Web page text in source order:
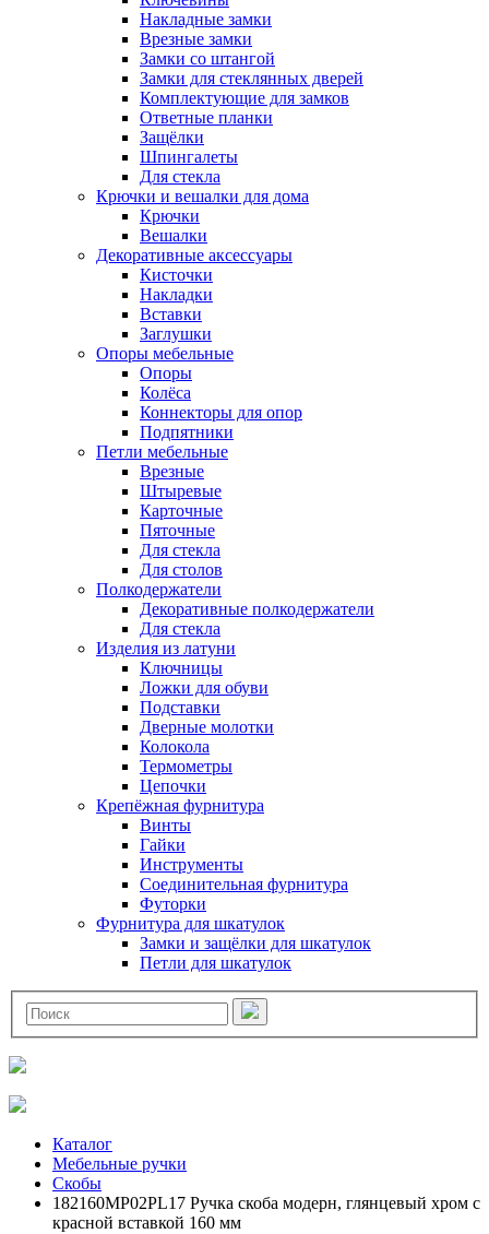
Накладные замки
Врезные замки
Замки со штангой
Замки для стеклянных дверей
Комплектующие для замков
Ответные планки
Защёлки
Шпингалеты
Для стекла
Крючки и вешалки для дома
Крючки
Вешалки
Декоративные аксессуары
Кисточки
Накладки
Вставки
Заглушки
Опоры мебельные
Опоры
Колёса
Коннекторы для опор
Подпятники
Петли мебельные
Врезные
Штыревые
Карточные
Пяточные
Для стекла
Для столов
Полкодержатели
Декоративные полкодержатели
Для стекла
Изделия из латуни
Ключницы
Ложки для обуви
Подставки
Дверные молотки
Колокола
Термометры
Цепочки
Крепёжная фурнитура
Винты
Гайки
Инструменты
Соединительная фурнитура
Футорки
Фурнитура для шкатулок
Замки и защёлки для шкатулок
Петли для шкатулок
Каталог
Мебельные ручки
Скобы
182160MP02PL17 Ручка скоба модерн, глянцевый хром с
красной вставкой 160 мм